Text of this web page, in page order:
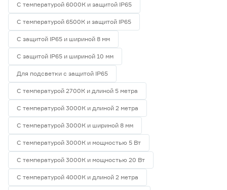
С температурой 6000К и защитой IP65
С температурой 6500К и защитой IP65
С защитой IP65 и шириной 8 мм
С защитой IP65 и шириной 10 мм
Для подсветки с защитой IP65
С температурой 2700К и длиной 5 метра
С температурой 3000К и длиной 2 метра
С температурой 3000К и шириной 8 мм
С температурой 3000К и мощностью 5 Вт
С температурой 3000К и мощностью 20 Вт
С температурой 4000К и длиной 2 метра